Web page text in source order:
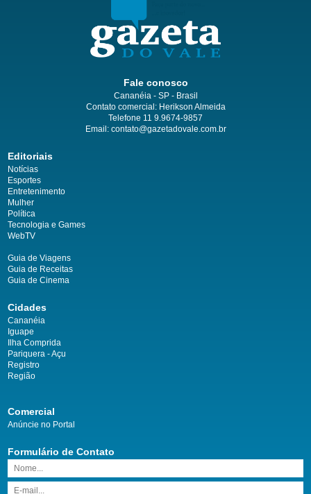
Fale conosco
Cananéia - SP - Brasil
Contato comercial: Herikson Almeida
Telefone 11 9.9674-9857
Email: contato@gazetadovale.com.br
Editoriais
Notícias
Esportes
Entretenimento
Mulher
Política
Tecnologia e Games
WebTV
Guia de Viagens
Guia de Receitas
Guia de Cinema
Cidades
Cananéia
Iguape
Ilha Comprida
Pariquera - Açu
Registro
Região
Comercial
Anúncie no Portal
Formulário de Contato